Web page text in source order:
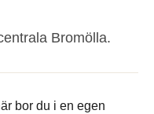
Bromölla.
bor du i en egen